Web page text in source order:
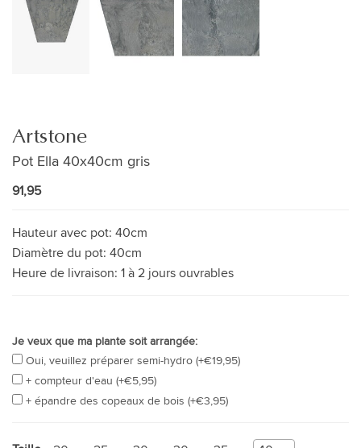
Artstone
Pot Ella 40x40cm gris
91,95
Hauteur avec pot: 40cm
Diamètre du pot: 40cm
Heure de livraison: 1 à 2 jours ouvrables
Je veux que ma plante soit arrangée:
Oui, veuillez préparer semi-hydro (+€19,95)
+ compteur d'eau (+€5,95)
+ épandre des copeaux de bois (+€3,95)